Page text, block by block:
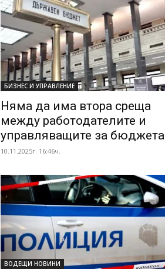
БИЗНЕС И УПРАВЛЕНИЕ
Няма да има втора среща
между работодателите и
управляващите за бюджета
10.11.2025г. 16:46ч.
ВОДЕЩИ НОВИНИ